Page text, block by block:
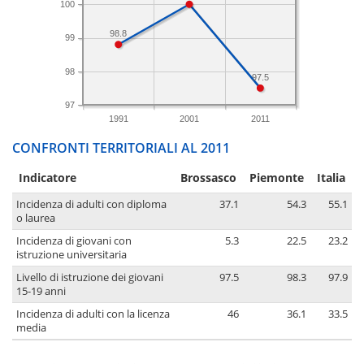
1991 2001 2011
97
98
99
100
97.5
98.8
CONFRONTI TERRITORIALI AL 2011
Indicatore Brossasco Piemonte Italia
Incidenza di adulti con diploma
o laurea
37.1 54.3 55.1
Incidenza di giovani con
istruzione universitaria
5.3 22.5 23.2
Livello di istruzione dei giovani
15-19 anni
97.5 98.3 97.9
Incidenza di adulti con la licenza
media
46 36.1 33.5